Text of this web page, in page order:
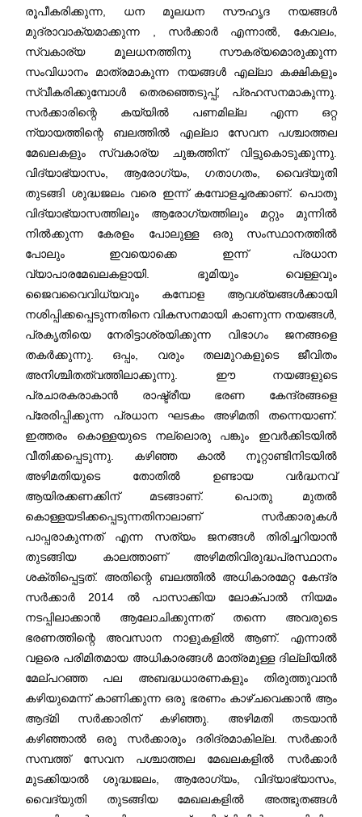
രൂപീകരിക്കുന്ന, ധന മൂലധന സൗഹൃദ നയങ്ങൾ
മുദ്രാവാക്യമാക്കുന്ന , സർക്കാർ എന്നാൽ, കേവലം,
സ്വകാര്യ മൂലധനത്തിനു സൗകര്യമൊരുക്കുന്ന
സംവിധാനം മാത്രമാകുന്ന നയങ്ങൾ എല്ലാ കക്ഷികളും
സ്വീകരിക്കുമ്പോൾ തെരഞ്ഞെടുപ്പ്, പ്രഹസനമാകുന്നു.
സർക്കാരിന്റെ കയ്യിൽ പണമില്ല എന്ന ഒറ്റ
ന്യായത്തിന്റെ ബലത്തിൽ എല്ലാ സേവന പശ്ചാത്തല
മേഖലകളും സ്വകാര്യ ചുങ്കത്തിന് വിട്ടുകൊടുക്കുന്നു.
വിദ്യാഭ്യാസം, ആരോഗ്യം, ഗതാഗതം, വൈദ്യുതി
തുടങ്ങി ശുദ്ധജലം വരെ ഇന്ന് കമ്പോളച്ചരക്കാണ്. പൊതു
വിദ്യാഭ്യാസത്തിലും ആരോഗ്യത്തിലും മറ്റും മുന്നിൽ
നിൽക്കുന്ന കേരളം പോലുള്ള ഒരു സംസ്ഥാനത്തിൽ
പോലും ഇവയൊക്കെ ഇന്ന് പ്രധാന
വ്യാപാരമേഖലകളായി. ഭൂമിയും വെള്ളവും
ജൈവവൈവിധ്യവും കമ്പോള ആവശ്യങ്ങൾക്കായി
നശിപ്പിക്കപ്പെടുന്നതിനെ വികസനമായി കാണുന്ന നയങ്ങൾ,
പ്രകൃതിയെ നേരിട്ടാശ്രയിക്കുന്ന വിഭാഗം ജനങ്ങളെ
തകർക്കുന്നു. ഒപ്പം, വരും തലമുറകളുടെ ജീവിതം
അനിശ്ചിതത്വത്തിലാക്കുന്നു. ഈ നയങ്ങളുടെ
പ്രചാരകരാകാൻ രാഷ്ട്രീയ ഭരണ കേന്ദ്രങ്ങളെ
പ്രേരിപ്പിക്കുന്ന പ്രധാന ഘടകം അഴിമതി തന്നെയാണ്.
ഇത്തരം കൊള്ളയുടെ നല്ലൊരു പങ്കും ഇവർക്കിടയിൽ
വീതിക്കപ്പെടുന്നു. കഴിഞ്ഞ കാൽ നൂറ്റാണ്ടിനിടയിൽ
അഴിമതിയുടെ തോതിൽ ഉണ്ടായ വർദ്ധനവ്
ആയിരക്കണക്കിന് മടങ്ങാണ്. പൊതു മുതൽ
കൊള്ളയടിക്കപ്പെടുന്നതിനാലാണ് സർക്കാരുകൾ
പാപ്പരാകുന്നത് എന്ന സത്യം ജനങ്ങൾ തിരിച്ചറിയാൻ
തുടങ്ങിയ കാലത്താണ് അഴിമതിവിരുദ്ധപ്രസ്ഥാനം
ശക്തിപ്പെട്ടത്. അതിന്റെ ബലത്തിൽ അധികാരമേറ്റ കേന്ദ്ര
സർക്കാർ 2014 ൽ പാസാക്കിയ ലോക്പാൽ നിയമം
നടപ്പിലാക്കാൻ ആലോചിക്കുന്നത് തന്നെ അവരുടെ
ഭരണത്തിന്റെ അവസാന നാളുകളിൽ ആണ്. എന്നാൽ
വളരെ പരിമിതമായ അധികാരങ്ങൾ മാത്രമുള്ള ദില്ലിയിൽ
മേല്പറഞ്ഞ പല അബദ്ധധാരണകളും തിരുത്തുവാൻ
കഴിയുമെന്ന് കാണിക്കുന്ന ഒരു ഭരണം കാഴ്ചവെക്കാൻ ആം
ആദ്മി സർക്കാരിന് കഴിഞ്ഞു. അഴിമതി തടയാൻ
കഴിഞ്ഞാൽ ഒരു സർക്കാരും ദരിദ്രമാകില്ല. സർക്കാർ
സമ്പത്ത് സേവന പശ്ചാത്തല മേഖലകളിൽ സർക്കാർ
മുടക്കിയാൽ ശുദ്ധജലം, ആരോഗ്യം, വിദ്യാഭ്യാസം,
വൈദ്യുതി തുടങ്ങിയ മേഖലകളിൽ അത്ഭുതങ്ങൾ